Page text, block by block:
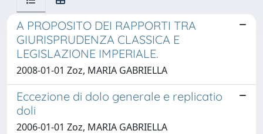
A PROPOSITO DEI RAPPORTI TRA
GIURISPRUDENZA CLASSICA E
LEGISLAZIONE IMPERIALE.
2008-01-01 Zoz, MARIA GABRIELLA
Eccezione di dolo generale e replicatio
doli
2006-01-01 Zoz, MARIA GABRIELLA